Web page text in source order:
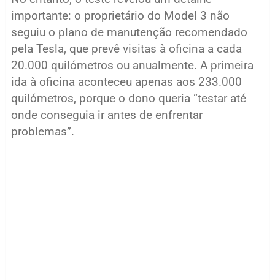
importante: o proprietário do Model 3 não
seguiu o plano de manutenção recomendado
pela Tesla, que prevê visitas à oficina a cada
20.000 quilómetros ou anualmente. A primeira
ida à oficina aconteceu apenas aos 233.000
quilómetros, porque o dono queria “testar até
onde conseguia ir antes de enfrentar
problemas”.